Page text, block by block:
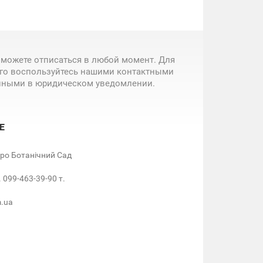
отписаться в любой момент. Для
воспользуйтесь нашими контактными
в юридическом уведомлении.
Ботанічний Сад
463-39-90 т.